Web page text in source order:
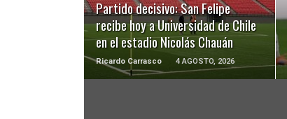
Partido decisivo: San Felipe
recibe hoy a Universidad de Chile
en el estadio Nicolás Chauán
Ricardo Carrasco 4 AGOSTO, 2026